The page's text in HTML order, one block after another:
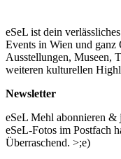
eSeL ist dein
Events in Wien und ganz
Ausstellungen, Museen,
weiteren kulturellen
Newsletter
eSeL Mehl abonnieren
eSeL-Fotos im Postfach
Überraschend. >;e)